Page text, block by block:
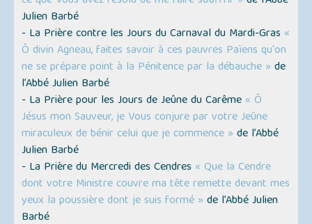
Julien Barbé
- La Prière contre les Jours du Carnaval du Mardi-Gras «
Ô divin Agneau, faites savoir à ces pauvres Païens qu'on
ne se prépare point à la Pénitence par la débauche » de
l’Abbé Julien Barbé
- La Prière pour les Jours de Jeûne du Carême « Ô
Jésus mon Sauveur, je Vous conjure par votre Jeûne
miraculeux de bénir celui que je commence » de l’Abbé
Julien Barbé
- La Prière du Mercredi des Cendres « Que la Cendre
dont votre Ministre couvre ma tête remette devant mes
yeux la poussière dont je suis formé » de l’Abbé Julien
Barbé